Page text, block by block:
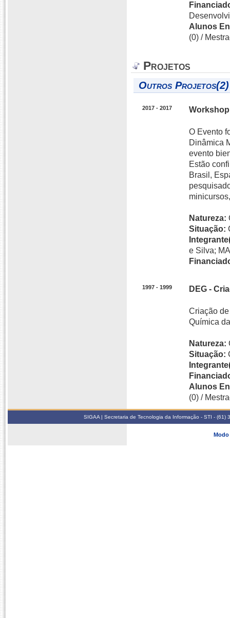
Alunos
(0) /
Projetos
Outros Projetos(2)
2017 - 2017
O Evento
Dinâmica
evento
Estão
Brasil,
Natureza:
Situação:
e Silva;
1997 - 1999 DEG -
Criação
Química
Natureza:
Situação:
Alunos
(0) /
SIGAA | Secretaria de Tecnologia da Informação - STI -
Modo